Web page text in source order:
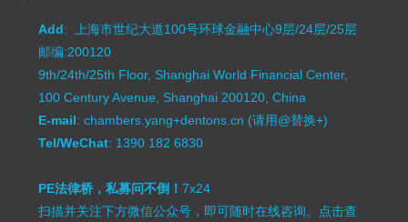
Add: 上海市世纪大道100号环球金融中心9层/24层/25层
邮编:200120
9th/24th/25th Floor, Shanghai World Financial Center,
100 Century Avenue, Shanghai 200120, China
E-mail: chambers.yang+dentons.cn (请用@替换+)
Tel/WeChat: 1390 182 6830
PE法律桥，私募问不倒！7x24
扫描并关注下方微信公众号，即可随时在线咨询。 点击查